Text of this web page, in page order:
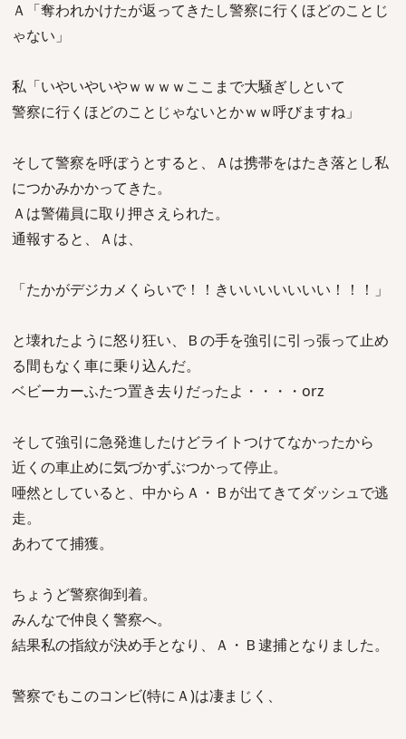
Ａ「奪われかけたが返ってきたし警察に行くほどのことじ
ゃない」
私「いやいやいやｗｗｗｗここまで大騒ぎしといて
警察に行くほどのことじゃないとかｗｗ呼びますね」
そして警察を呼ぼうとすると、Ａは携帯をはたき落とし私
につかみかかってきた。
Ａは警備員に取り押さえられた。
通報すると、Ａは、
「たかがデジカメくらいで！！きいいいいいいい！！！」
と壊れたように怒り狂い、Ｂの手を強引に引っ張って止め
る間もなく車に乗り込んだ。
ベビーカーふたつ置き去りだったよ・・・・orz
そして強引に急発進したけどライトつけてなかったから
近くの車止めに気づかずぶつかって停止。
唖然としていると、中からＡ・Ｂが出てきてダッシュで逃
走。
あわてて捕獲。
ちょうど警察御到着。
みんなで仲良く警察へ。
結果私の指紋が決め手となり、Ａ・Ｂ逮捕となりました。
警察でもこのコンビ(特にＡ)は凄まじく、